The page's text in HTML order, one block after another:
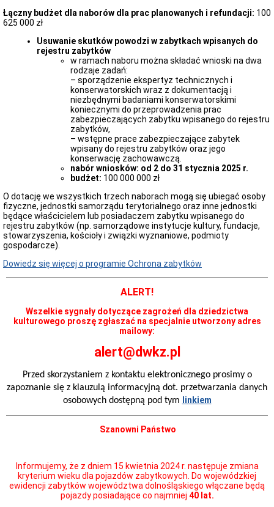
korespondencji
Informacji
Publicznej
Dostęp
do
Informacji
Publicznej
nie
udostępnianej
w
BIP
Łączny budżet dla naborów dla prac planowanych i refundacji: 100
625 000 zł
Usuwanie skutków powodzi w zabytkach wpisanych do
rejestru zabytków
w ramach naboru można składać wnioski na dwa
rodzaje zadań:
– sporządzenie ekspertyz technicznych i
konserwatorskich wraz z dokumentacją i
niezbędnymi badaniami konserwatorskimi
koniecznymi do przeprowadzenia prac
zabezpieczających zabytku wpisanego do rejestru
zabytków,
– wstępne prace zabezpieczające zabytek
wpisany do rejestru zabytków oraz jego
konserwację zachowawczą.
nabór wniosków: od 2 do 31 stycznia 2025 r.
budżet: 100 000 000 zł
O dotację we wszystkich trzech naborach mogą się ubiegać osoby
fizyczne, jednostki samorządu terytorialnego oraz inne jednostki
będące właścicielem lub posiadaczem zabytku wpisanego do
rejestru zabytków (np. samorządowe instytucje kultury, fundacje,
stowarzyszenia, kościoły i związki wyznaniowe, podmioty
gospodarcze).
Dowiedz się więcej o programie Ochrona zabytków
ALERT!
Wszelkie sygnały dotyczące zagrożeń dla dziedzictwa
kulturowego proszę zgłaszać na specjalnie utworzony adres
mailowy:
alert@dwkz.pl
Przed skorzystaniem z kontaktu elektronicznego prosimy o
zapoznanie się z klauzulą informacyjną dot. przetwarzania danych
osobowych dostępną pod tym
linkiem
Szanowni Państwo
Informujemy, że z dniem 15 kwietnia 2024 r. następuje zmiana
kryterium wieku dla pojazdów zabytkowych. Do wojewódzkiej
ewidencji zabytków województwa dolnośląskiego włączane będą
pojazdy posiadające co najmniej 40 lat.